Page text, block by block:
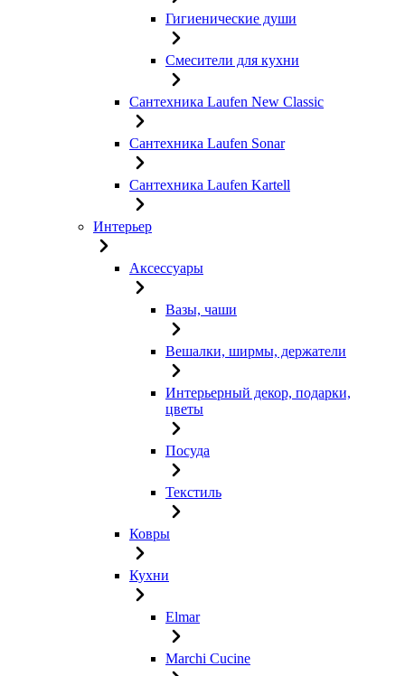
Гигиенические души
Смесители для кухни
Сантехника Laufen New Classic
Сантехника Laufen Sonar
Сантехника Laufen Kartell
Интерьер
Аксессуары
Вазы, чаши
Вешалки, ширмы, держатели
Интерьерный декор, подарки,
цветы
Посуда
Текстиль
Ковры
Кухни
Elmar
Marchi Cucine